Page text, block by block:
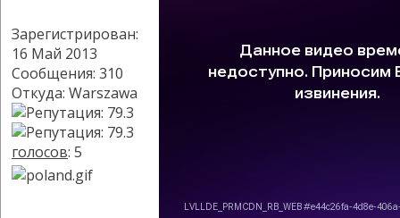
Зарегистрирован:
16 Май 2013
Сообщения: 310
Откуда: Warszawa
голосов: 5